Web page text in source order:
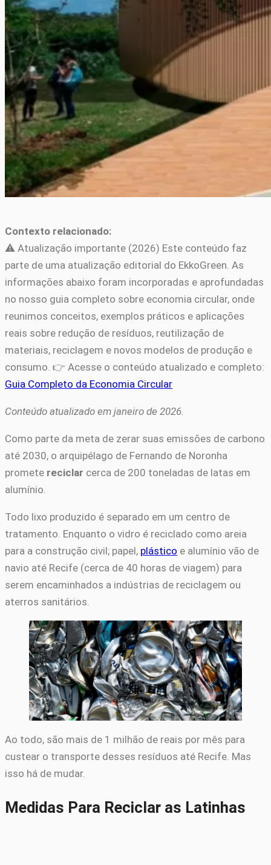
Contexto relacionado:
⚠️ Atualização importante (2026) Este conteúdo faz
parte de uma atualização editorial do EkkoGreen. As
informações abaixo foram incorporadas e aprofundadas
no nosso guia completo sobre economia circular, onde
reunimos conceitos, exemplos práticos e aplicações
reais sobre redução de resíduos, reutilização de
materiais, reciclagem e novos modelos de produção e
consumo. 👉 Acesse o conteúdo atualizado e completo:
Guia Completo da Economia Circular
Conteúdo atualizado em janeiro de 2026.
Como parte da meta de zerar suas emissões de carbono
até 2030, o arquipélago de Fernando de Noronha
promete reciclar cerca de 200 toneladas de latas em
alumínio.
Todo lixo produzido é separado em um centro de
tratamento. Enquanto o vidro é reciclado como areia
para a construção civil; papel, plástico e alumínio vão de
navio até Recife (cerca de 40 horas de viagem) para
serem encaminhados a indústrias de reciclagem ou
aterros sanitários.
Ao todo, são mais de 1 milhão de reais por mês para
custear o transporte desses resíduos até Recife. Mas
isso há de mudar.
Medidas Para Reciclar as Latinhas